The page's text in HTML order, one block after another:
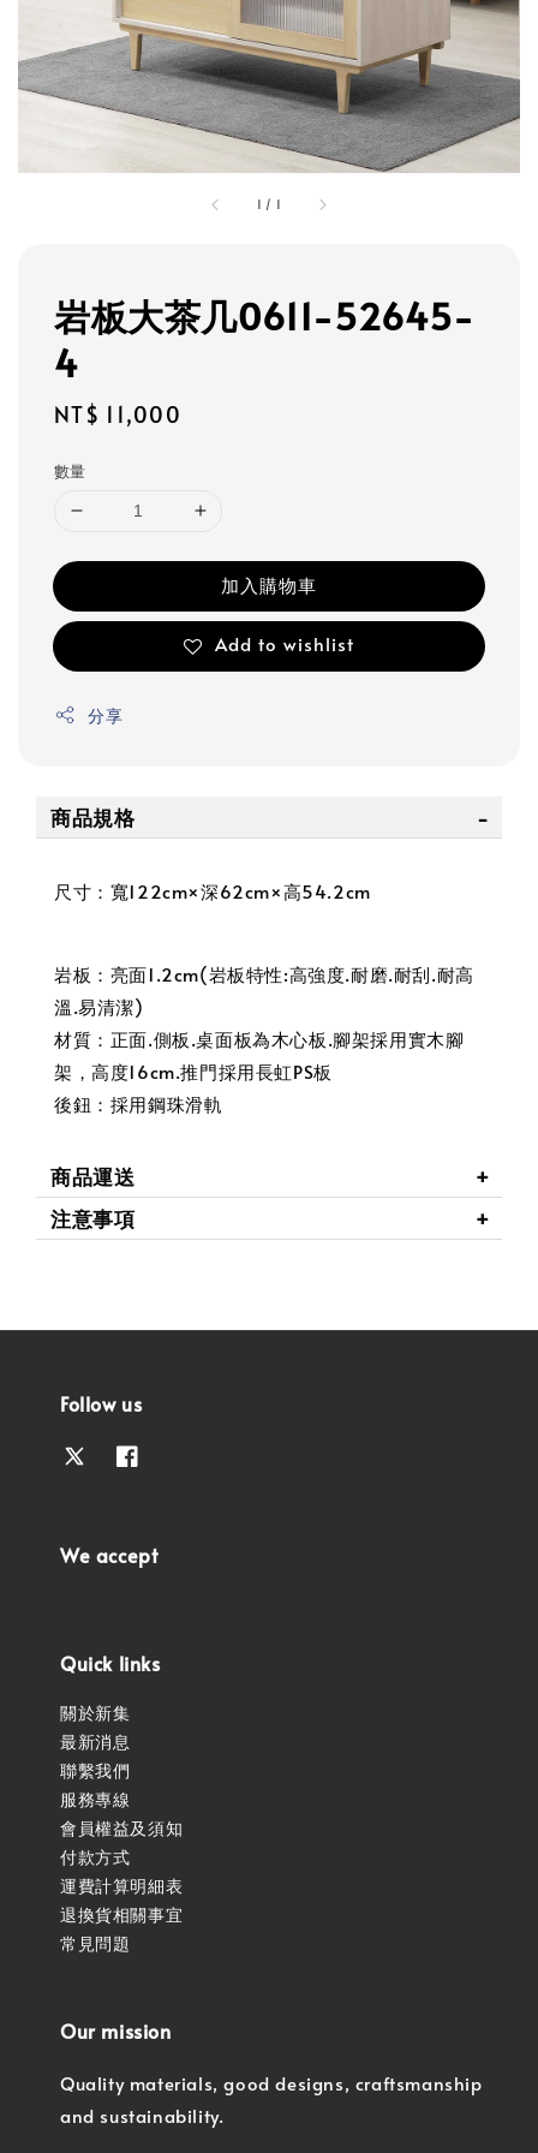
1 / 1
岩板大茶几0611-52645-
4
Regular
NT$ 11,000
數量
加入購物車
Add to wishlist
分享
商品規格
尺寸：寬122cm×深62cm×高54.2cm
岩板：亮面1.2cm(岩板特性:高強度.耐磨.耐刮.耐高
溫.易清潔)
材質：正面.側板.桌面板為木心板.腳架採用實木腳
架，高度16cm.推門採用長虹PS板
後鈕：採用鋼珠滑軌
商品運送
注意事項
Follow us
We accept
Quick links
關於新集
最新消息
聯繫我們
服務專線
會員權益及須知
付款方式
運費計算明細表
退換貨相關事宜
常見問題
Our mission
Quality materials, good designs, craftsmanship
and sustainability.